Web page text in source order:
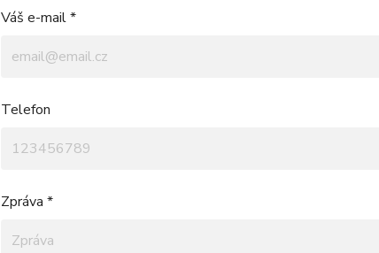
Váš e-mail *
Telefon
Zpráva *